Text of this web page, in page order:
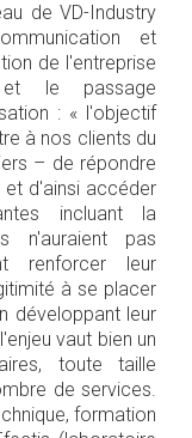
de VD-Industry
et
de l'entreprise
le passage
: « l'objectif
à nos clients du
– de répondre
d'ainsi accéder
incluant la
n'auraient pas
renforcer leur
à se placer
développant leur
vaut bien un
toute taille
de services.
formation